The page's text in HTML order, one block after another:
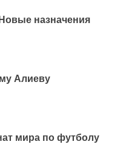
назначения
Алиеву
мира по футболу